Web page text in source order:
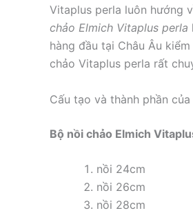
Vitaplus perla luôn hướng
chảo Elmich Vitaplus perla
hàng đầu tại Châu Âu
chảo Vitaplus perla rất
Cấu tạo và thành phần
Bộ nồi chảo Elmich
nồi 24cm
nồi 26cm
nồi 28cm